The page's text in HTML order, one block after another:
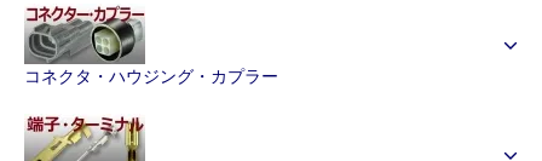
コネクタ・ハウジング・カプラー